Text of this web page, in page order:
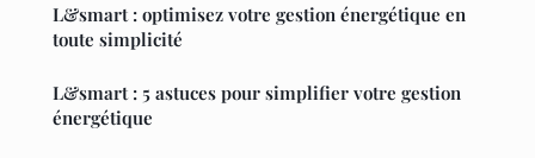
L&smart : optimisez votre gestion énergétique en
toute simplicité
L&smart : 5 astuces pour simplifier votre gestion
énergétique